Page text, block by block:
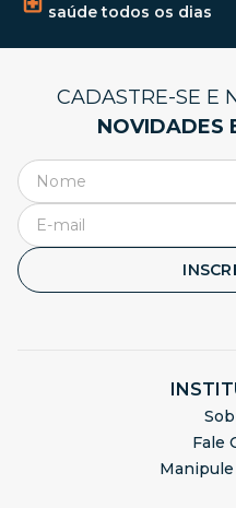
saúde todos os dias
CADASTRE-SE E
NOVIDADES
Fale